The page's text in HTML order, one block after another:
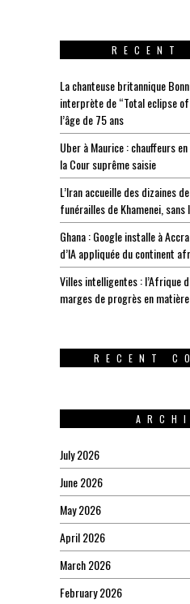
RECENT
La chanteuse britannique
interprète de “Total eclipse
l’âge de 75 ans
Uber à Maurice : chauffeurs
la Cour suprême saisie
L’Iran accueille des dizaines
funérailles de Khamenei, sans
Ghana : Google installe à
d’IA appliquée du continent
Villes intelligentes : l’Afrique
marges de progrès en
RECENT
July 2026
June 2026
May 2026
April 2026
March 2026
February 2026